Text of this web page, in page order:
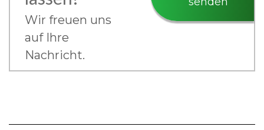
Wir freuen uns
auf Ihre
Nachricht.